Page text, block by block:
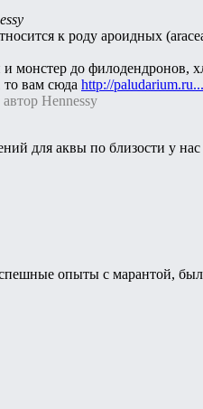
к роду ароидных
монстер до филодендронов,
то вам сюда http://paludarium.ru...
Hennessy
для аквы по близости у
опыты с марантой,